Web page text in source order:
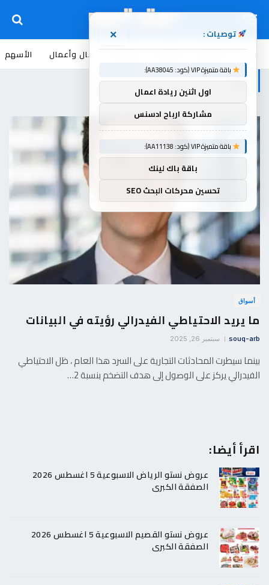
اخبار أسواق عروض منوعات مال وأعمال الأسهم
يريد
أسواق
ما يريد الاحتياطي الفيدرالي رؤيته في البيانات
souq-arb سبتمبر 26, 2025
بينما سيطرت المحادثات التجارية على السرد هذا العام ، ظل الاحتياطي
الفيدرالي يركز على الوصول إلى هدف التضخم بنسبة 2…
اقرأ أيضا:
عروض نستو الرياض الاسبوعية 5 اغسطس 2026
الصفقة الكبرى
عروض نستو القصيم الاسبوعية 5 اغسطس 2026
الصفقة الكبرى
توصيات : ×
باقة متميزة VIP (كود: AA38045):
اول اثنين ريادة اعمال
مشاركة ارباح ادسنس
باقة متميزة VIP (كود: AA11138):
باقة باك لينك
تحسين محركات البحث SEO